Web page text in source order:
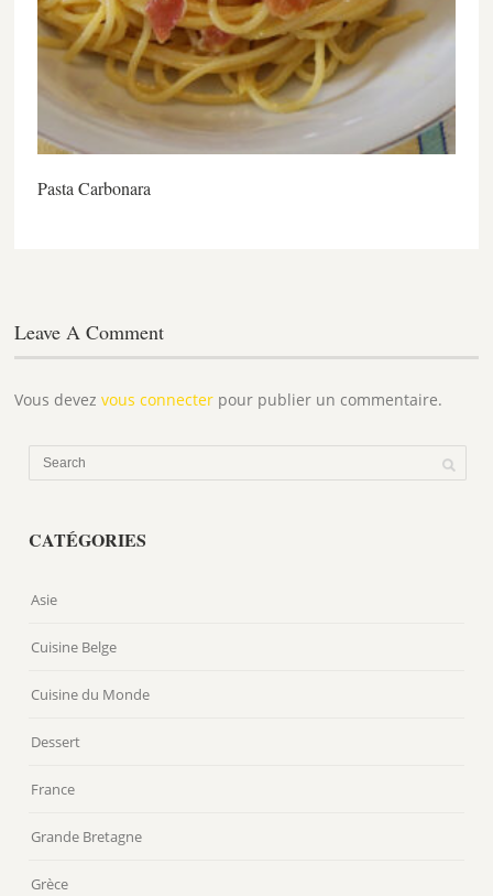
Pasta Carbonara
Leave A Comment
Vous devezvous connecter pour publier un commentaire.
CATÉGORIES
Asie
Cuisine Belge
Cuisine du Monde
Dessert
France
Grande Bretagne
Grèce